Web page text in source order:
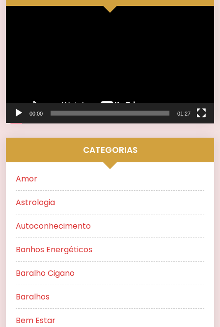
00:00 01:27
CATEGORIAS
Amor
Astrologia
Autoconhecimento
Banhos Energéticos
Baralho Cigano
Baralhos
Bem Estar